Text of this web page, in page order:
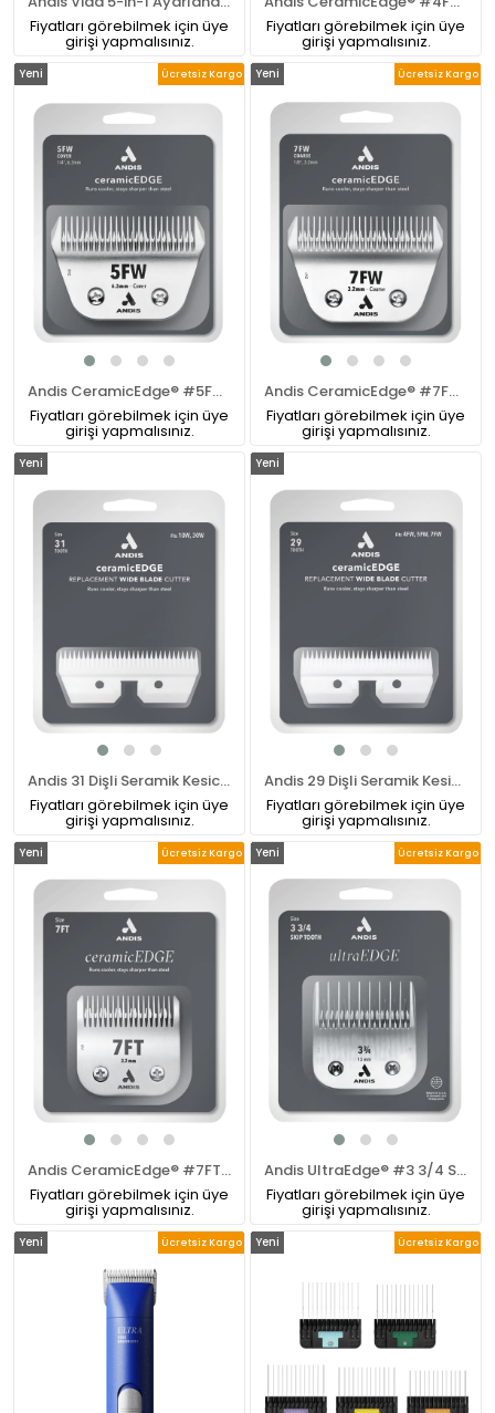
Fiyatları görebilmek için üye
girişi yapmalısınız.
Fiyatları görebilmek için üye
girişi yapmalısınız.
Andis CeramicEdge® #5FW Numara Pet Tıraş Makinesi Bıçağı
Ücretsiz Kargo
Yeni
Fiyatları görebilmek için üye
girişi yapmalısınız.
Andis CeramicEdge® #7FW Numara Pet Tıraş Makinesi Bıçağı
Ücretsiz Kargo
Yeni
Fiyatları görebilmek için üye
girişi yapmalısınız.
Andis 31 Dişli Seramik Kesici 10W ve 30W Geniş Bıçaklar İçin
Yeni
Fiyatları görebilmek için üye
girişi yapmalısınız.
Andis 29 Dişli Seramik Kesici 4FW, 5FW ve 7FW Geniş Bıçaklar İçin
Yeni
Fiyatları görebilmek için üye
girişi yapmalısınız.
Andis CeramicEdge® #7FT (24T Üst / 17T Alt) Pet Tıraş Makinesi Bıçağı
Ücretsiz Kargo
Yeni
Fiyatları görebilmek için üye
girişi yapmalısınız.
Andis UltraEdge® #3 3/4 Skip Tooth Pet Tıraş Makinesi Bıçağı
Ücretsiz Kargo
Yeni
Fiyatları görebilmek için üye
girişi yapmalısınız.
Ücretsiz Kargo
Yeni
Ücretsiz Kargo
Yeni